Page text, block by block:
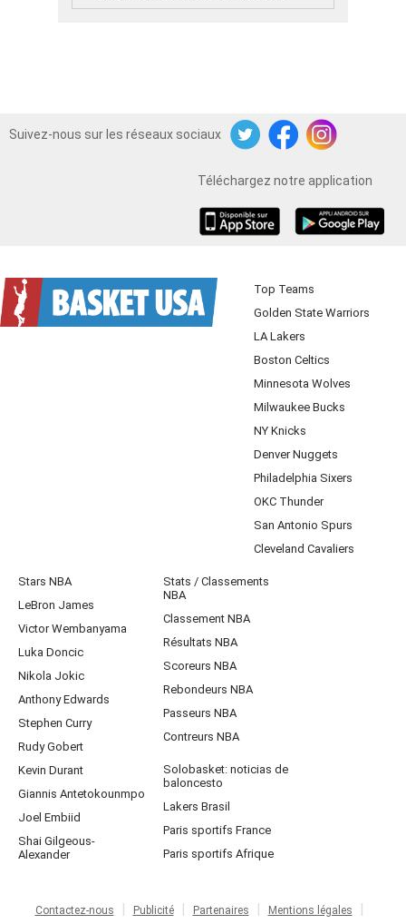
Suivez-nous sur les réseaux sociaux
TwitterFacebookInstagram
Téléchargez notre application
Top Teams
Golden State Warriors
LA Lakers
Boston Celtics
Minnesota Wolves
Milwaukee Bucks
NY Knicks
Denver Nuggets
Philadelphia Sixers
OKC Thunder
San Antonio Spurs
Cleveland Cavaliers
Stars NBA
LeBron James
Victor Wembanyama
Luka Doncic
Nikola Jokic
Anthony Edwards
Stephen Curry
Rudy Gobert
Kevin Durant
Giannis Antetokounmpo
Joel Embiid
Shai Gilgeous-
Alexander
Stats / Classements
NBA
Classement NBA
Résultats NBA
Scoreurs NBA
Rebondeurs NBA
Passeurs NBA
Contreurs NBA
Solobasket: noticias de
baloncesto
Lakers Brasil
Paris sportifs France
Paris sportifs Afrique
Contactez-nous Publicité Partenaires Mentions légales